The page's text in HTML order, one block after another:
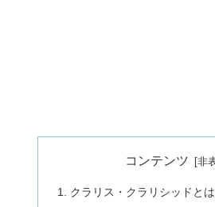
コンテンツ
クラリス・クラリシッドとは